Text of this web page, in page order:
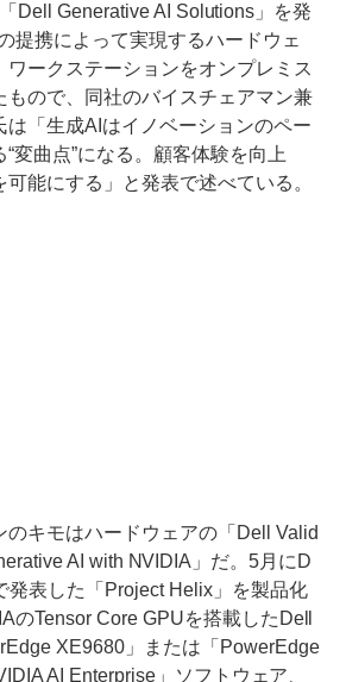
Dell Generative AI Solutions」を発
提携によって実現するハードウェ
ワークステーションをオンプレミス
もので、同社のバイスチェアマン兼
は「生成AIはイノベーションのペー
変曲点”になる。顧客体験を向上
能にする」と発表で述べている。
キモはハードウェアの「Dell Valid
AI with NVIDIA」だ。5月にD
発表した「Project Helix」を製品化
のTensor Core GPUを搭載したDell
XE9680」または「PowerEdge
AI Enterprise」ソフトウェア、